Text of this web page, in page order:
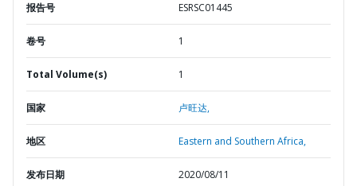
报告号 ESRSC01445
卷号 1
Total Volume(s) 1
国家 卢旺达,
地区 Eastern and Southern Africa,
发布日期 2020/08/11